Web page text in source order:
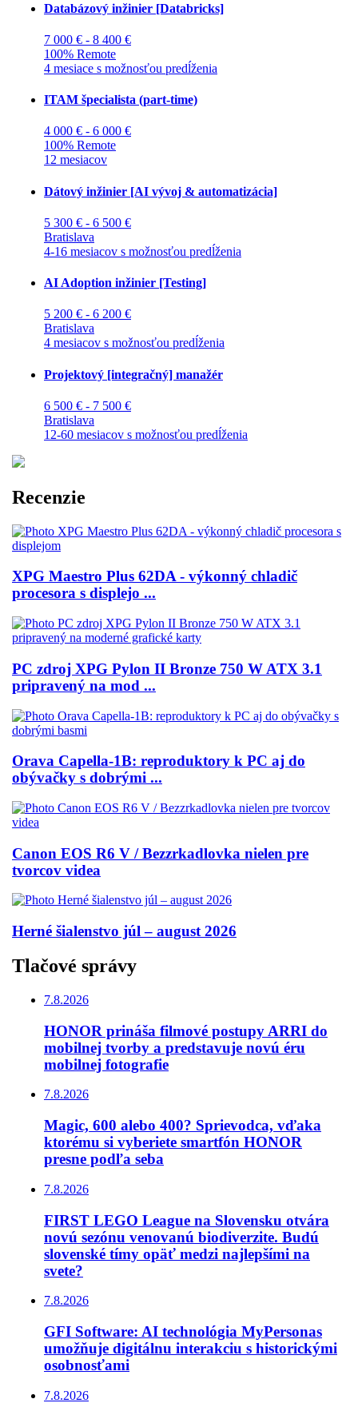
Databázový inžinier [Databricks]
7 000 € - 8 400 €
100% Remote
4 mesiace s možnosťou predĺženia
ITAM špecialista (part-time)
4 000 € - 6 000 €
100% Remote
12 mesiacov
Dátový inžinier [AI vývoj & automatizácia]
5 300 € - 6 500 €
Bratislava
4-16 mesiacov s možnosťou predĺženia
AI Adoption inžinier [Testing]
5 200 € - 6 200 €
Bratislava
4 mesiacov s možnosťou predĺženia
Projektový [integračný] manažér
6 500 € - 7 500 €
Bratislava
12-60 mesiacov s možnosťou predĺženia
Recenzie
XPG Maestro Plus 62DA - výkonný chladič
procesora s displejo ...
PC zdroj XPG Pylon II Bronze 750 W ATX 3.1
pripravený na mod ...
Orava Capella-1B: reproduktory k PC aj do
obývačky s dobrými ...
Canon EOS R6 V / Bezzrkadlovka nielen pre
tvorcov videa
Herné šialenstvo júl – august 2026
Tlačové správy
7.8.2026
HONOR prináša filmové postupy ARRI do
mobilnej tvorby a predstavuje novú éru
mobilnej fotografie
7.8.2026
Magic, 600 alebo 400? Sprievodca, vďaka
ktorému si vyberiete smartfón HONOR
presne podľa seba
7.8.2026
FIRST LEGO League na Slovensku otvára
novú sezónu venovanú biodiverzite. Budú
slovenské tímy opäť medzi najlepšími na
svete?
7.8.2026
GFI Software: AI technológia MyPersonas
umožňuje digitálnu interakciu s historickými
osobnosťami
7.8.2026